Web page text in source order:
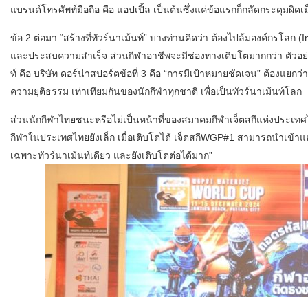
แบรนด์โทรศัพท์มือถือ คือ แอปเปิ้ล เป็นต้นซึ่งแค่ข้อแรกก็กลัดกระดุมผิดเ
ข้อ 2 ต่อมา “สร้างที่ทัวร์นาเม้นท์” บางท่านคิดว่า ต้องไปล้มองค์กรโลก
และประสบความสำเร็จ ส่วนกีฬาอาชีพจะมีช่องทางเติบโตมากกว่า ตัว
ท์ คือ บริษัท ดอร์น่าสปอร์ตข้อที่ 3 คือ “การมีเป้าหมายชัดเจน” ต้องแยก
ความยุติธรรม เท่าเทียมกันของนักกีฬาทุกชาติ เพื่อเป็นทัวร์นาเม้นท์โลก
ส่วนนักกีฬาไทยชนะหรือไม่เป็นหน้าที่ของสมาคมกีฬาเจ็ตสกีแห่งประเ
กีฬาในประเทศไทยยังเล็ก เมื่อเติบโตได้ เจ็ตสกีWGP#1 สามารถนำเข้
เฉพาะทัวร์นาเม้นท์เดียว และยังเติบโตต่อได้มาก”